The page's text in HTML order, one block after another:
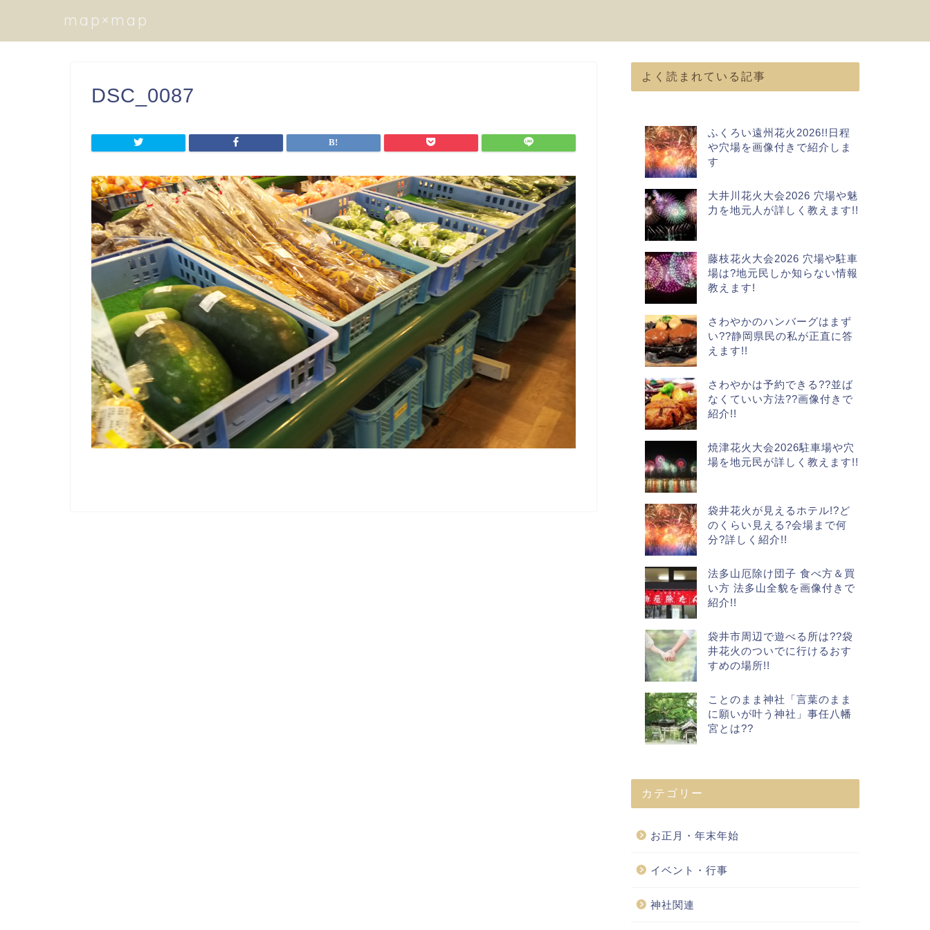
map×map
DSC_0087
よく読まれている記事
ふくろい遠州花火2026!!日程
や穴場を画像付きで紹介しま
す
大井川花火大会2026 穴場や魅
力を地元人が詳しく教えます!!
藤枝花火大会2026 穴場や駐車
場は?地元民しか知らない情報
教えます!
さわやかのハンバーグはまず
い??静岡県民の私が正直に答
えます!!
さわやかは予約できる??並ば
なくていい方法??画像付きで
紹介!!
焼津花火大会2026駐車場や穴
場を地元民が詳しく教えます!!
袋井花火が見えるホテル!?ど
のくらい見える?会場まで何
分?詳しく紹介!!
法多山厄除け団子 食べ方＆買
い方 法多山全貌を画像付きで
紹介!!
袋井市周辺で遊べる所は??袋
井花火のついでに行けるおす
すめの場所!!
ことのまま神社「言葉のまま
に願いが叶う神社」事任八幡
宮とは??
カテゴリー
お正月・年末年始
イベント・行事
神社関連